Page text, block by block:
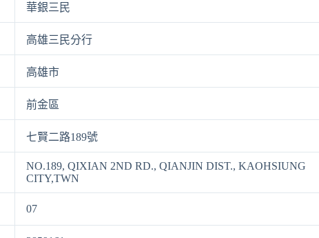
華銀三民
高雄三民分行
高雄市
前金區
七賢二路189號
NO.189, QIXIAN 2ND RD., QIANJIN DIST., KAOHSIUNG
CITY,TWN
07